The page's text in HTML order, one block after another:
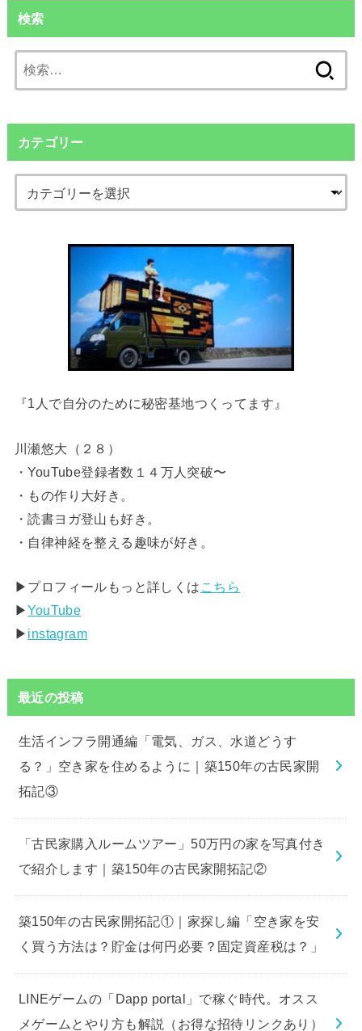
検索
索:
カテゴリー
『1人で自分のために秘密基地つくってます』
川瀬悠大（２８）
・YouTube登録者数１４万人突破〜
・もの作り大好き。
・読書ヨガ登山も好き。
・自律神経を整える趣味が好き。
▶︎プロフィールもっと詳しくは こちら
▶︎YouTube
▶︎ instagram
最近の投稿
生活インフラ開通編「電気、ガス、水道どうす
る？」空き家を住めるように｜築150年の古民家開
拓記③
「古民家購入ルームツアー」50万円の家を写真付き
で紹介します｜築150年の古民家開拓記②
築150年の古民家開拓記①｜家探し編「空き家を安
く買う方法は？貯金は何円必要？固定資産税は？」
LINEゲームの「Dapp portal」で稼ぐ時代。オスス
メゲームとやり方も解説（お得な招待リンクあり）